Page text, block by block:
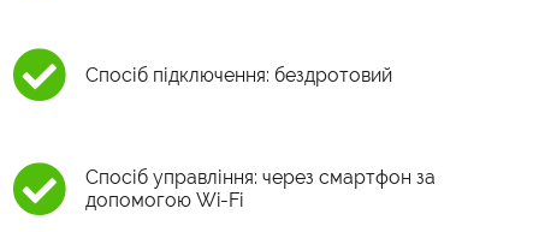
Спосіб підключення: бездротовий
Спосіб управління: через смартфон за
допомогою Wi-Fi